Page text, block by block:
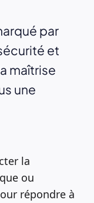
par
et
maîtrise
une
la
ou
répondre à